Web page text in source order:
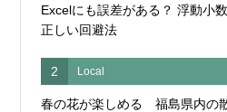
Excelにも誤差がある？ 浮動小
正しい回避法
2 Local
春の花が楽しめる 福島県内の